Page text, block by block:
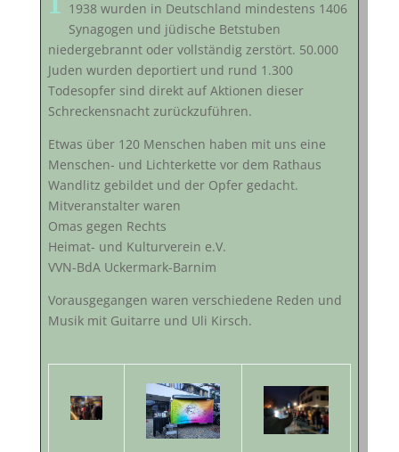
1938 wurden in Deutschland mindestens 1406
Synagogen und jüdische Betstuben
niedergebrannt oder vollständig zerstört. 50.000
Juden wurden deportiert und rund 1.300
Todesopfer sind direkt auf Aktionen dieser
Schreckensnacht zurückzuführen.
Etwas über 120 Menschen haben mit uns eine
Menschen- und Lichterkette vor dem Rathaus
Wandlitz gebildet und der Opfer gedacht.
Mitveranstalter waren
Omas gegen Rechts
Heimat- und Kulturverein e.V.
VVN-BdA Uckermark-Barnim
Vorausgegangen waren verschiedene Reden und
Musik mit Guitarre und Uli Kirsch.